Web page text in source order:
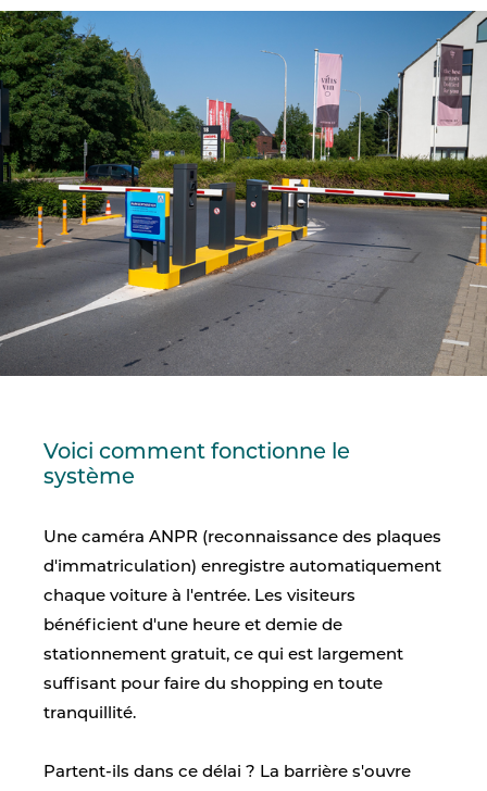
Voici comment fonctionne le
système
Une caméra ANPR (reconnaissance des plaques
d'immatriculation) enregistre automatiquement
chaque voiture à l'entrée. Les visiteurs
bénéficient d'une heure et demie de
stationnement gratuit, ce qui est largement
suffisant pour faire du shopping en toute
tranquillité.
Partent-ils dans ce délai ? La barrière s'ouvre